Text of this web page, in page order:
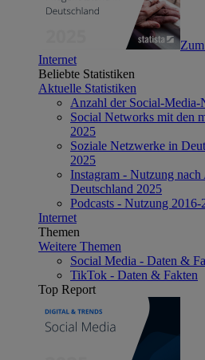
Internet
Beliebte Statistiken
Aktuelle Statistiken
Anzahl der Social-
Social Networks mit den
2025
Soziale Netzwerke in
2025
Instagram - Nutzung
Deutschland 2025
Podcasts - Nutzung 2016-
Internet
Themen
Weitere Themen
Social Media - Daten &
TikTok - Daten & Fakten
Top Report